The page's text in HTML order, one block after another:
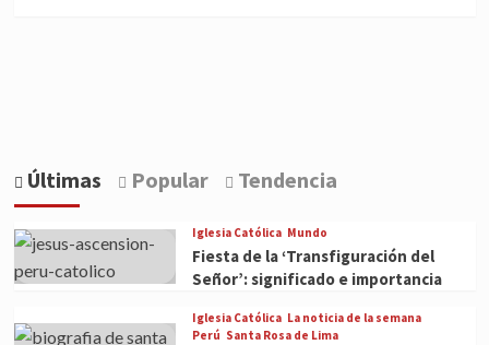
Últimas Popular Tendencia
Iglesia Católica Mundo
Fiesta de la ‘Transfiguración del
Señor’: significado e importancia
Iglesia Católica La noticia de la semana
Perú Santa Rosa de Lima